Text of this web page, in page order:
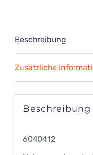
Beschreibung
Zusätzliche
Beschreibung
6040412